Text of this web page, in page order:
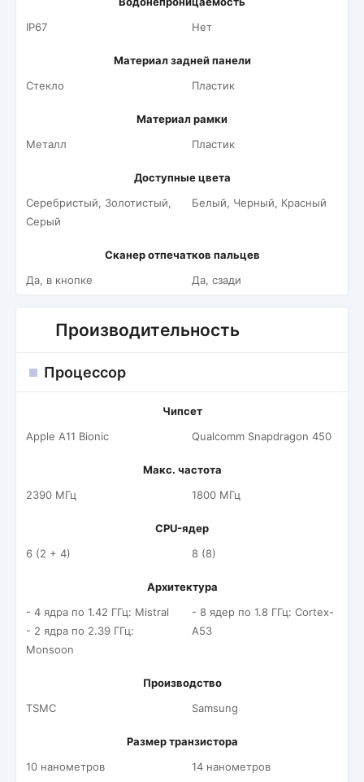
IP67
Нет
Материал задней панели
Стекло
Пластик
Материал рамки
Металл
Пластик
Доступные цвета
Серебристый, Золотистый,
Серый
Белый, Черный, Красный
Сканер отпечатков пальцев
Да, в кнопке
Да, сзади
Производительность
Процессор
Чипсет
Apple A11 Bionic
Qualcomm Snapdragon 450
Макс. частота
2390 МГц
1800 МГц
CPU-ядер
6 (2 + 4)
8 (8)
Архитектура
- 4 ядра по 1.42 ГГц: Mistral
- 2 ядра по 2.39 ГГц:
Monsoon
- 8 ядер по 1.8 ГГц: Cortex-
A53
Производство
TSMC
Samsung
Размер транзистора
10 нанометров
14 нанометров